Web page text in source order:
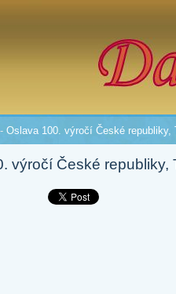
- Oslava 100. výročí České republiky,
výročí České republiky,